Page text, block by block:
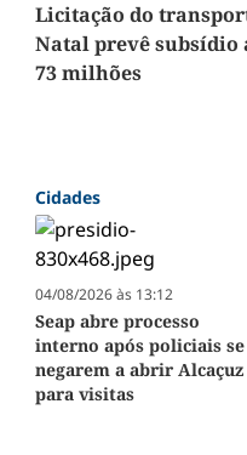
Licitação do
Natal prevê subsídio
73 milhões
Cidades
04/08/2026 às 13:12
Seap abre processo
interno após policiais se
negarem a abrir Alcaçuz
para visitas